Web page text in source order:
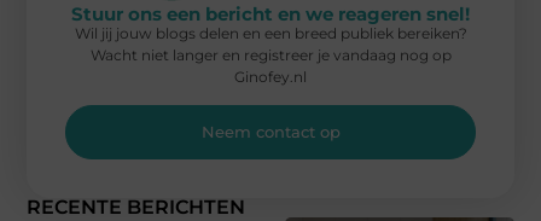
RECENTE BERICHTEN
Stuur ons een bericht en we reageren snel!
Wil jij jouw blogs delen en een breed publiek bereiken?
Wacht niet langer en registreer je vandaag nog op
Ginofey.nl
Neem contact op